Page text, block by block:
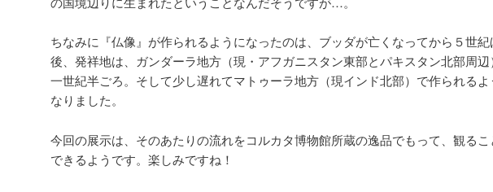
ちなみに『仏像』が作られるようになったのは、ブッダが亡くなってから５世紀
後、発祥地は、ガンダーラ地方（現・アフガニスタン東部とパキスタン北部周辺
一世紀半ごろ。そして少し遅れてマトゥーラ地方（現インド北部）で作られるよ
なりました。
今回の展示は、そのあたりの流れをコルカタ博物館所蔵の逸品でもって、観るこ
できるようです。楽しみですね！